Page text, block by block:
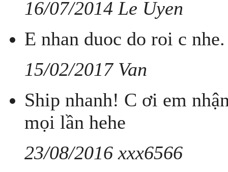
16/07/2014 Le Uyen
E nhan duoc do roi c
15/02/2017 Van
Ship nhanh! C ơi em
mọi lần hehe
23/08/2016 xxx6566